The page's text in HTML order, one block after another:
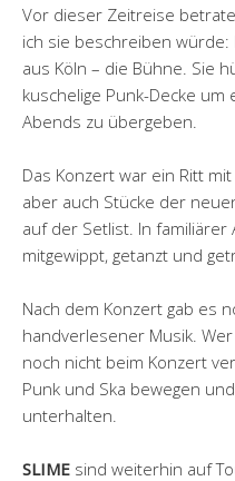
Vor dieser Zeitreise
ich sie beschreiben würde:
aus Köln – die Bühne. Sie
kuschelige Punk-Decke
Abends zu übergeben.
Das Konzert war ein Ritt
aber auch Stücke der
auf der Setlist. In
mitgewippt, getanzt und
Nach dem Konzert gab es
handverlesener Musik.
noch nicht beim Konzert
Punk und Ska bewegen
unterhalten.
SLIME sind weiterhin auf